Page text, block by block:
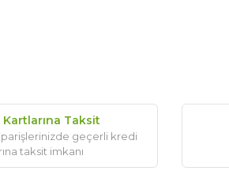
Kartlarına Taksit
geçerli kredi
taksit imkanı